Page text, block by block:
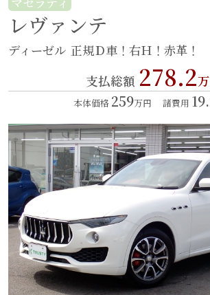
レヴァンテ
ディーゼル 正規Ｄ車！右Ｈ！赤革！
支払総額 278.2
本体価格 259万円 諸費用